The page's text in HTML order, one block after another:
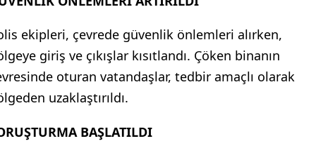
ekipleri, çevrede güvenlik önlemleri alırken,
giriş ve çıkışlar kısıtlandı. Çöken binanın
oturan vatandaşlar, tedbir amaçlı olarak
uzaklaştırıldı.
BAŞLATILDI